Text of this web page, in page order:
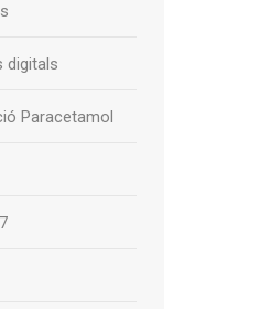
digitals
Paracetamol